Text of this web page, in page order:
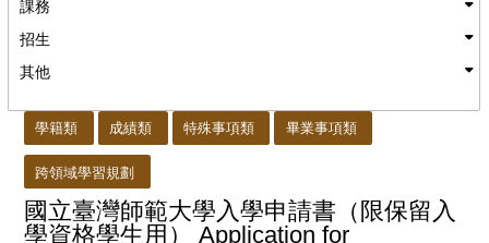
課務
招生
其他
學籍類 成績類 特殊事項類 畢業事項類
跨領域學習規劃
國立臺灣師範大學入學申請書（限保留入
學資格學生用） Application for